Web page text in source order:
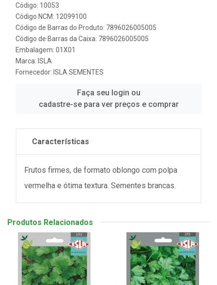
Código: 10053
Código NCM: 12099100
Código de Barras do Produto: 7896026005005
Código de Barras da Caixa: 7896026005005
Embalagem: 01X01
Marca: ISLA
Fornecedor: ISLA SEMENTES
Faça seu login ou
cadastre-se para ver preços e comprar
Características
Frutos firmes, de formato oblongo com polpa
vermelha e ótima textura. Sementes brancas.
Produtos Relacionados